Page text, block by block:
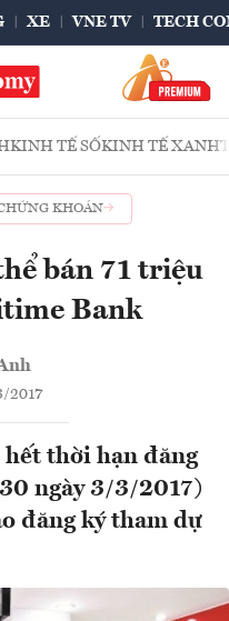
XE VNE TV TECH
KINH TẾ SỐKINH TẾ XANH
KHOÁN
bán 71 triệu
Bank
2017
hết thời hạn đăng
ngày 3/3/2017)
đăng ký tham dự